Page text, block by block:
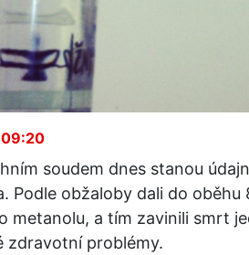
09:20
soudem dnes stanou
Podle obžaloby dali do
metanolu, a tím zavinili smrt
zdravotní problémy.